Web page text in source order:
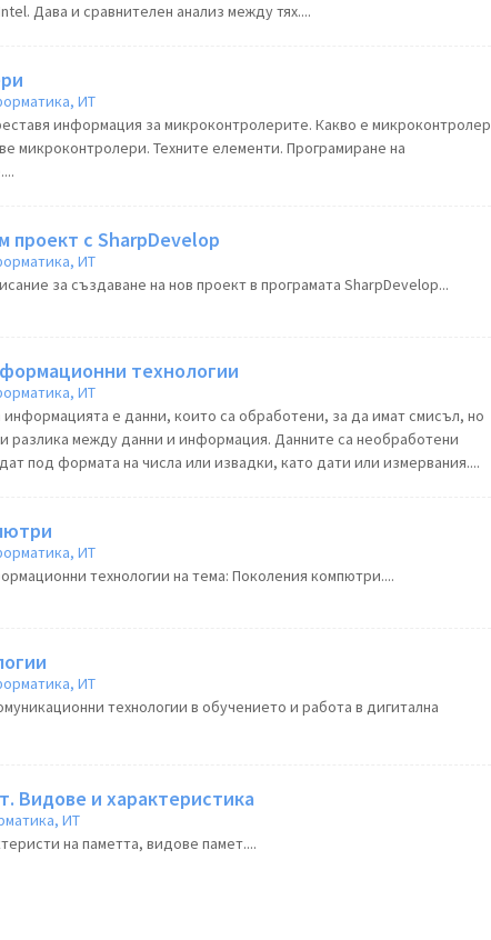
Дава и сравнителен анализ между тях....
ИТ
информация за микроконтролерите. Какво е микроконтролер
микроконтролери. Техните елементи. Програмиране на
проект с SharpDevelop
ИТ
за създаване на нов проект в програмата SharpDevelop...
технологии
ИТ
е данни, които са обработени, за да имат смисъл, но
разлика между данни и информация. Данните са необработени
под формата на числа или извадки, като дати или измервания....
ИТ
технологии на тема: Поколения компютри....
ИТ
технологии в обучението и работа в дигитална
Видове и характеристика
ИТ
на паметта, видове памет....